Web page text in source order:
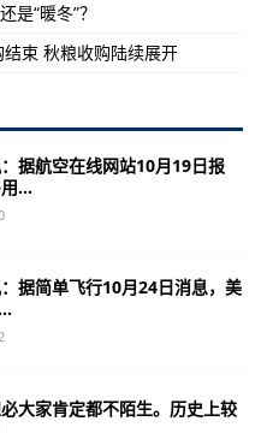
是“暖冬”？
结束 秋粮收购陆续展开
据航空在线网站10月19日报
...
据简单飞行10月24日消息，美
大家肯定都不陌生。历史上较